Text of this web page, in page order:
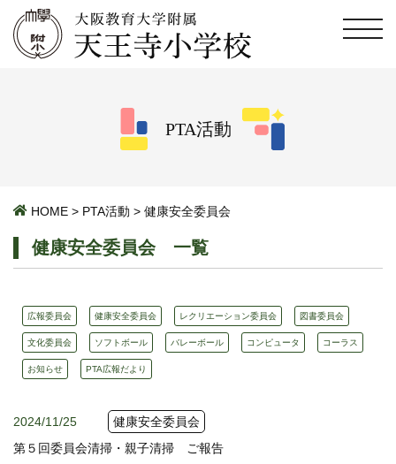
PTA活動
HOME > PTA活動 > 健康安全委員会
健康安全委員会 一覧
広報委員会 健康安全委員会 レクリエーション委員会 図書委員会
文化委員会 ソフトボール バレーボール コンピュータ コーラス
お知らせ PTA広報だより
2024/11/25
健康安全委員会
第５回委員会清掃・親子清掃 ご報告